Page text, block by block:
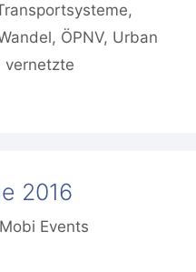
,
, ÖPNV, Urban
vernetzte
2016
Events